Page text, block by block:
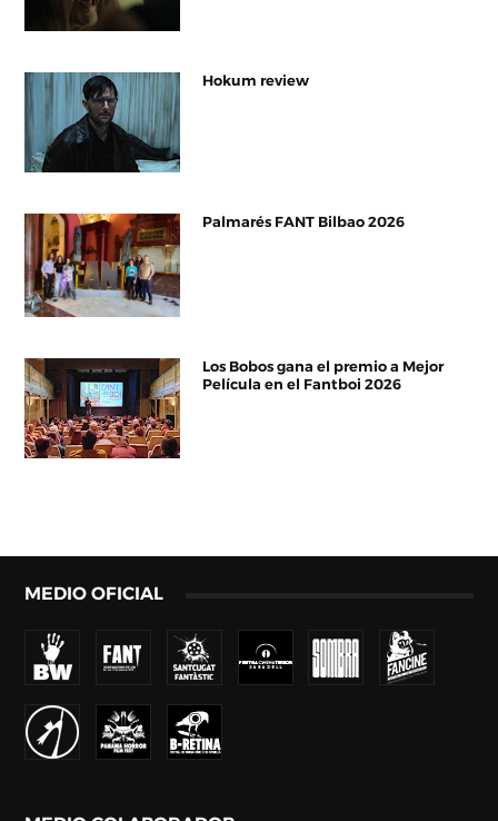
Hokum review
Palmarés FANT Bilbao 2026
Los Bobos gana el premio a Mejor
Película en el Fantboi 2026
MEDIO OFICIAL